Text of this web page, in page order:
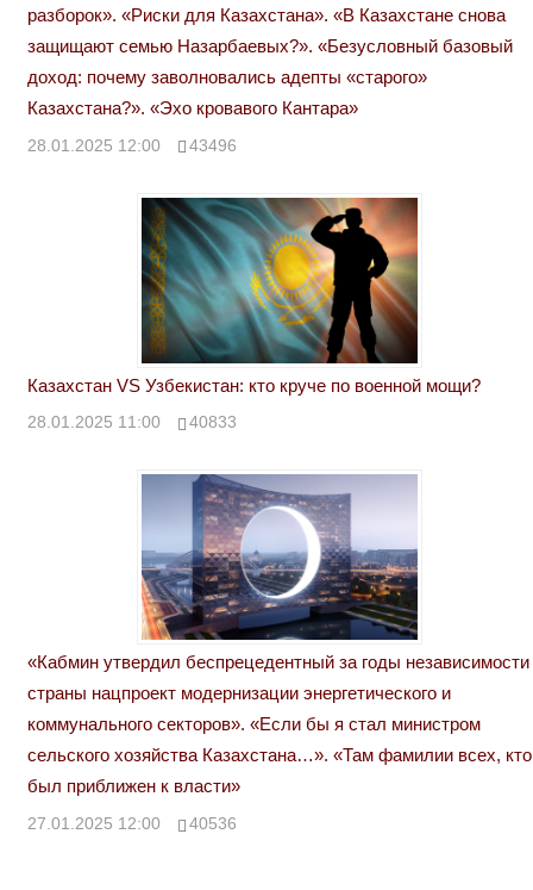
разборок». «Риски для Казахстана». «В Казахстане снова
защищают семью Назарбаевых?». «Безусловный базовый
доход: почему заволновались адепты «старого»
Казахстана?». «Эхо кровавого Кантара»
28.01.2025 12:00 43496
Казахстан VS Узбекистан: кто круче по военной мощи?
28.01.2025 11:00 40833
«Кабмин утвердил беспрецедентный за годы независимости
страны нацпроект модернизации энергетического и
коммунального секторов». «Если бы я стал министром
сельского хозяйства Казахстана…». «Там фамилии всех, кто
был приближен к власти»
27.01.2025 12:00 40536